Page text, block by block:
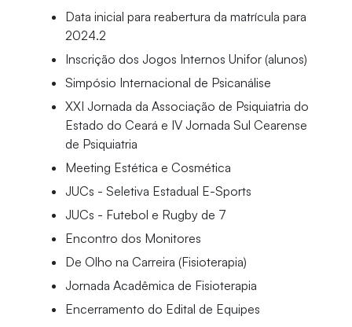
Data inicial para reabertura da matrícula para
2024.2
Inscrição dos Jogos Internos Unifor (alunos)
Simpósio Internacional de Psicanálise
XXI Jornada da Associação de Psiquiatria do
Estado do Ceará e IV Jornada Sul Cearense
de Psiquiatria
Meeting Estética e Cosmética
JUCs - Seletiva Estadual E-Sports
JUCs - Futebol e Rugby de 7
Encontro dos Monitores
De Olho na Carreira (Fisioterapia)
Jornada Acadêmica de Fisioterapia
Encerramento do Edital de Equipes